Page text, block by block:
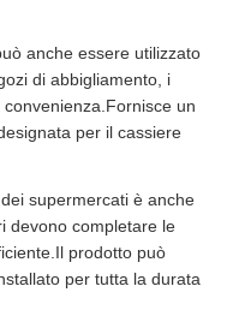
anche essere utilizzato
di abbigliamento, i
un
per il cassiere
supermercati è anche
devono completare le
prodotto può
per tutta la durata